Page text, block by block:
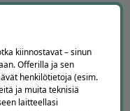
kiinnostavat – sinun
Offerilla ja sen
henkilötietoja (esim.
ja muita teknisiä
laitteellasi